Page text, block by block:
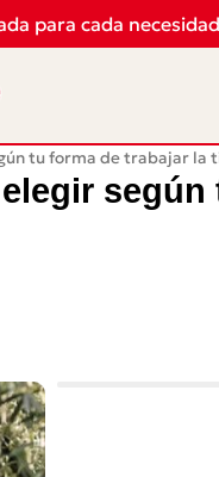
cada necesidad
tu forma de trabajar la
según